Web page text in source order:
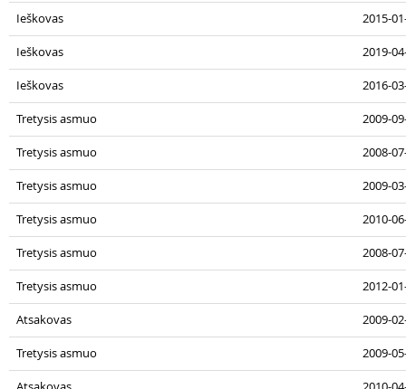
Ieškovas 2015-
Ieškovas 2019-
Ieškovas 2016-
Tretysis asmuo 2009-
Tretysis asmuo 2008-
Tretysis asmuo 2009-
Tretysis asmuo 2010-
Tretysis asmuo 2008-
Tretysis asmuo 2012-
Atsakovas 2009-
Tretysis asmuo 2009-